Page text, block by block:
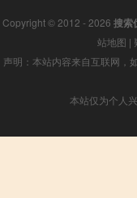
Copyright © 2012 - 2026 搜索
站地图 |
声明：本站内容来自互联网，
本站仅为个人